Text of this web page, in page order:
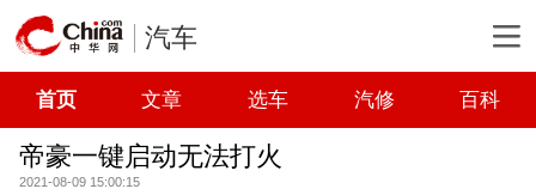
汽车
首页 文章 选车 汽修 百科
帝豪一键启动无法打火
2021-08-09 15:00:15